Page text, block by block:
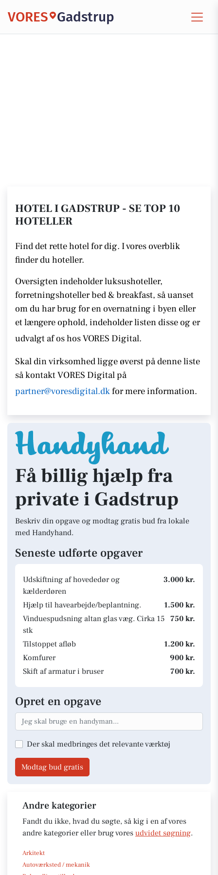
VORES Gadstrup
HOTEL I GADSTRUP - SE TOP 10
HOTELLER
Find det rette hotel for dig. I vores overblik
finder du hoteller.
Oversigten indeholder luksushoteller,
forretningshoteller bed & breakfast, så uanset
om du har brug for en overnatning i byen eller
et længere ophold, indeholder listen disseog er
udvalgt af os hos VORES Digital.
Skal din virksomhed ligge øverst på denne liste
så kontaktVORES Digital på
partner@voresdigital.dkfor mere information.
Få billig hjælp fra
private i Gadstrup
Beskriv din opgave og modtag gratis bud fra lokale
med Handyhand.
Seneste udførte opgaver
Udskiftning af hovededør og
kælderdøren
3.000 kr.
Hjælp til havearbejde/beplantning.
1.500 kr.
Vinduespudsning altan glas væg. Cirka 15
stk
750 kr.
Tilstoppet afløb
1.200 kr.
Komfurer
900 kr.
Skift af armatur i bruser
700 kr.
Opret en opgave
Der skal medbringes det relevante værktøj
Modtag bud gratis
Andre kategorier
Fandt du ikke, hvad du søgte, så kig i en af vores
andre kategorier eller brug vores udvidet søgning.
Arkitekt
Autoværksted / mekanik